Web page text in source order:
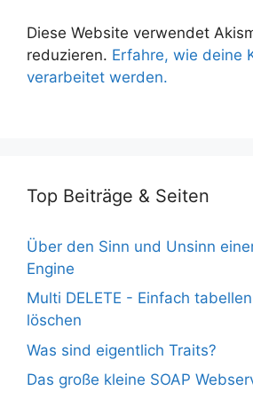
Diese Website verwendet
reduzieren. Erfahre, wie deine
verarbeitet werden.
Top Beiträge & Seiten
Über den Sinn und Unsinn
Engine
Multi DELETE - Einfach
löschen
Was sind eigentlich Traits?
Das große kleine SOAP